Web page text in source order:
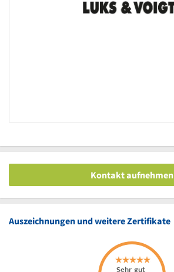
Kontakt aufnehmen
Auszeichnungen und weitere Zertifikate